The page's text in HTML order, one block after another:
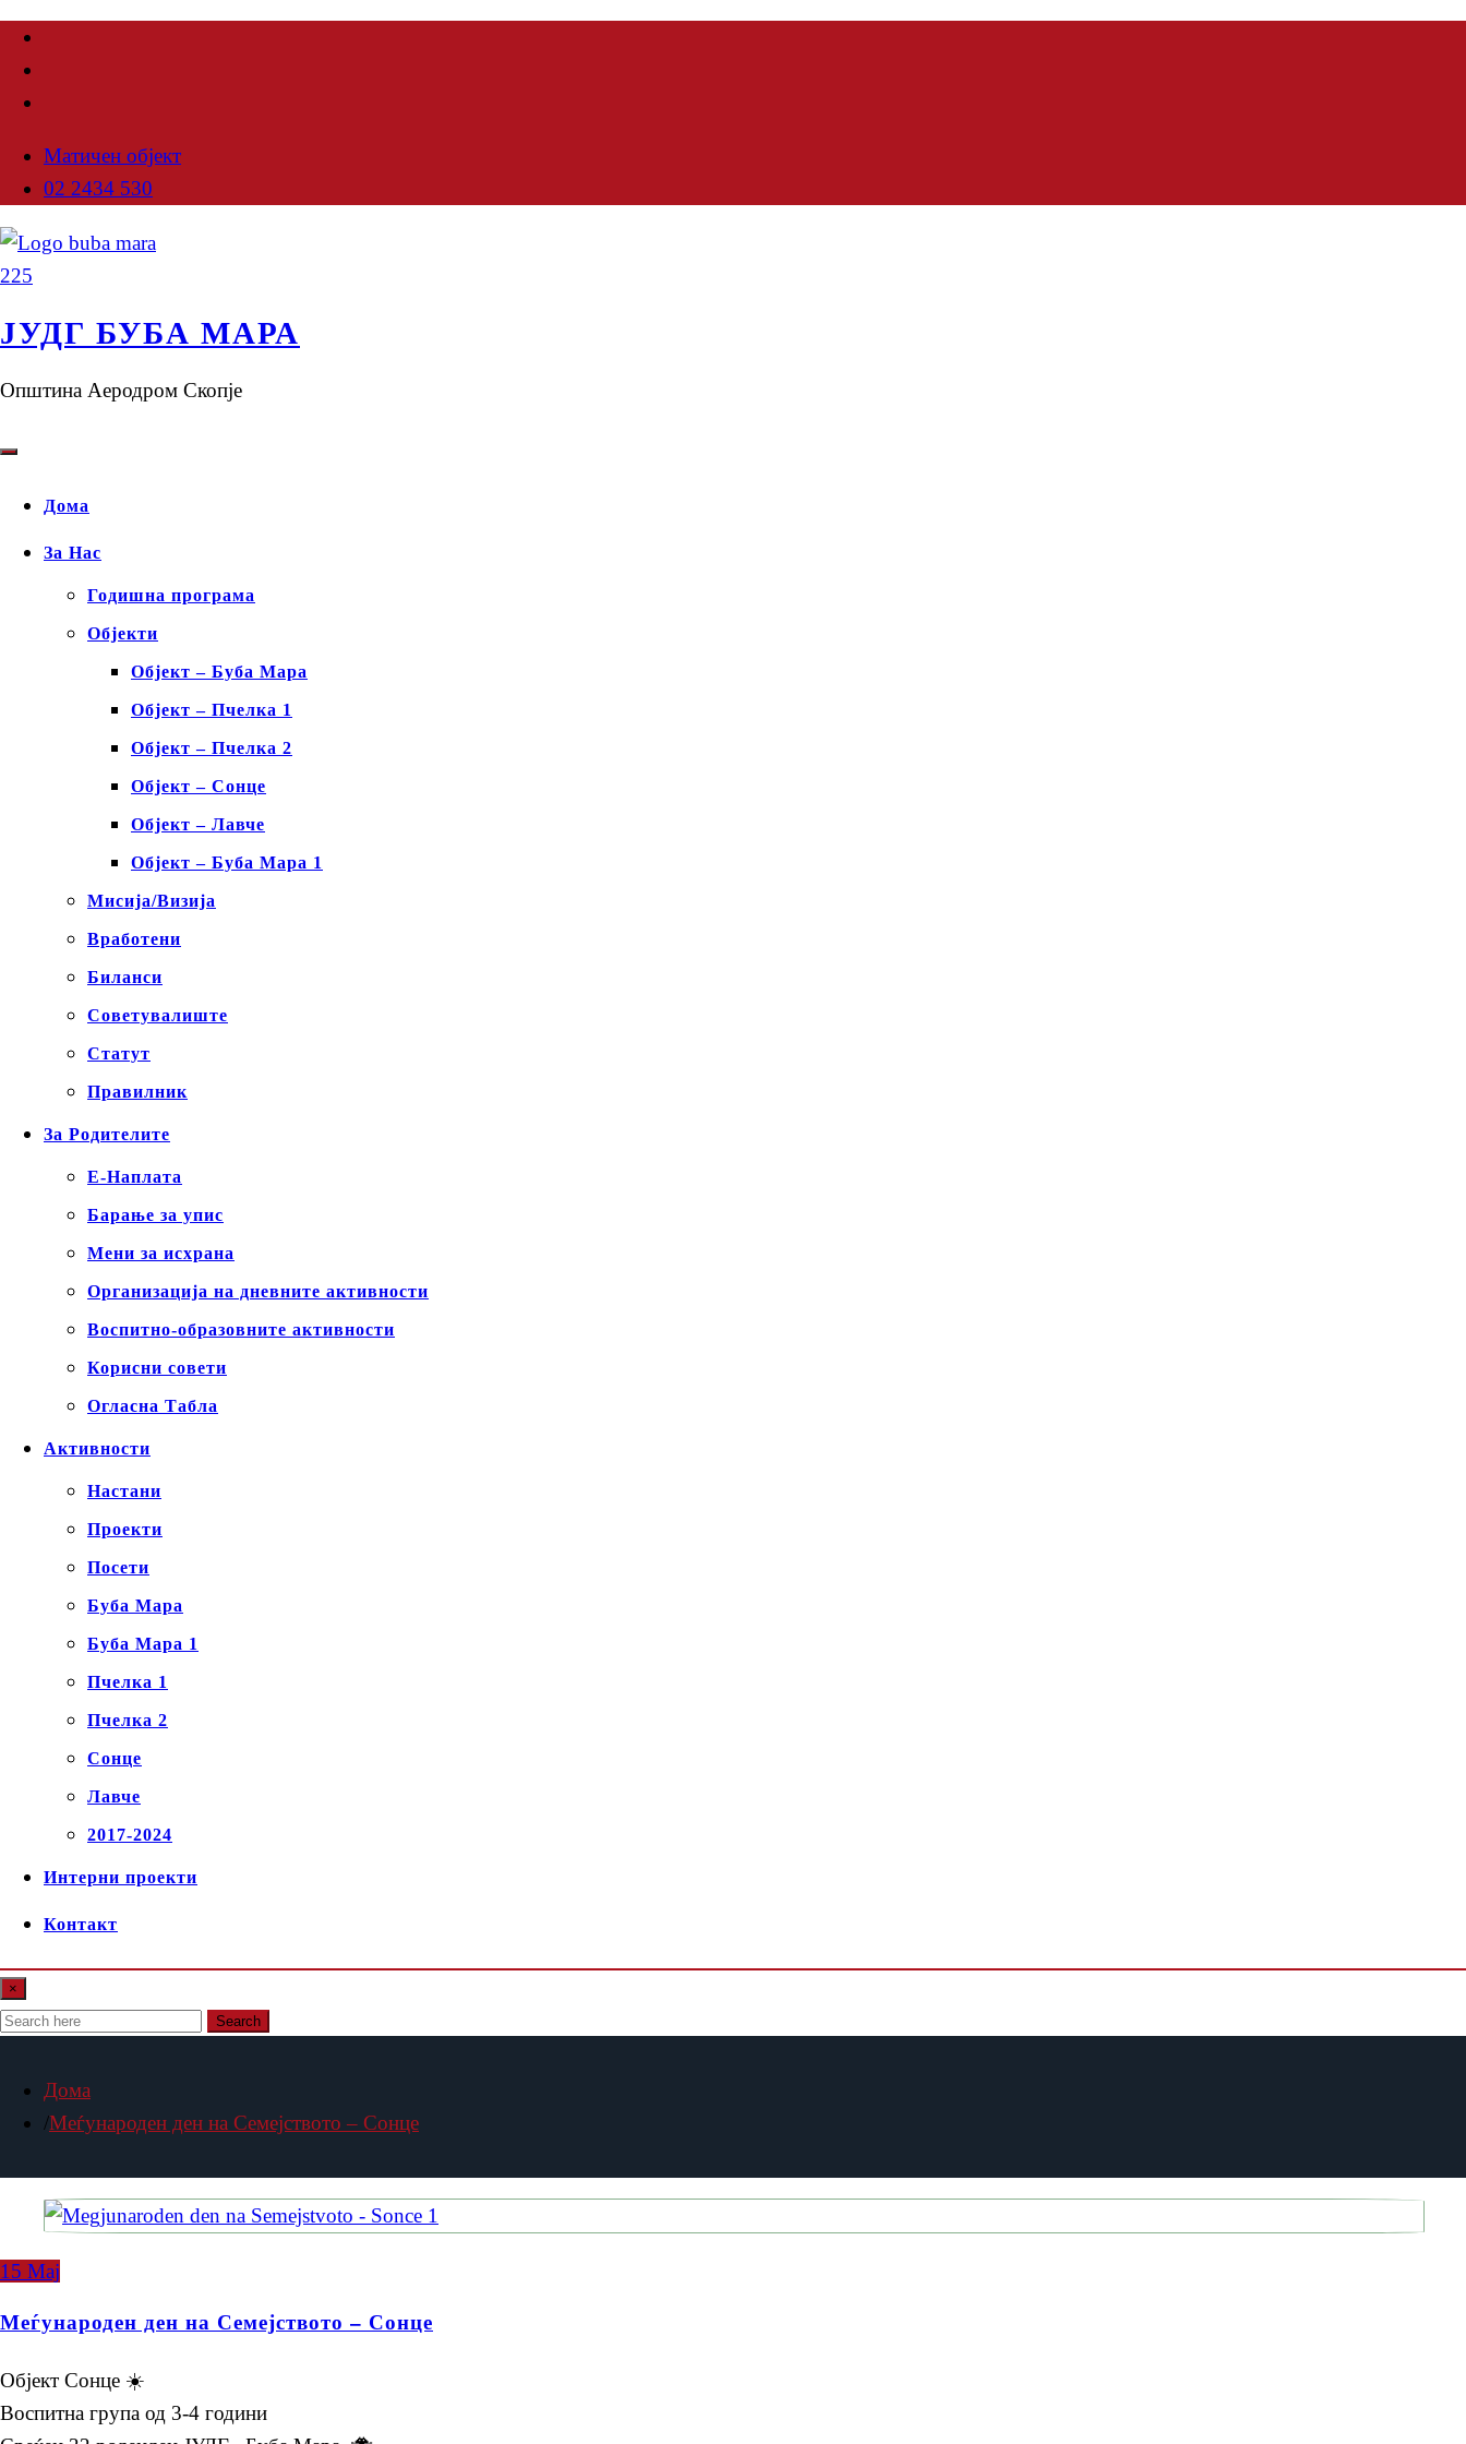
Матичен објект
02 2434 530
ЈУДГ БУБА МАРА
Општина Аеродром Скопје
Дома
За Нас
Годишна програма
Објекти
Објект – Буба Мара
Објект – Пчелка 1
Објект – Пчелка 2
Објект – Сонце
Објект – Лавче
Објект – Буба Мара 1
Мисија/Визија
Вработени
Биланси
Советувалиште
Статут
Правилник
За Родителите
Е-Наплата
Барање за упис
Мени за исхрана
Организација на дневните активности
Воспитно-образовните активности
Корисни совети
Огласна Табла
Активности
Настани
Проекти
Посети
Буба Мара
Буба Мара 1
Пчелка 1
Пчелка 2
Сонце
Лавче
2017-2024
Интерни проекти
Контакт
×
Search
Дома
Меѓународен ден на Семејството – Сонце
15 Мај
Меѓународен ден на Семејството – Сонце
Објект Сонце ☀️
Воспитна група од 3-4 години